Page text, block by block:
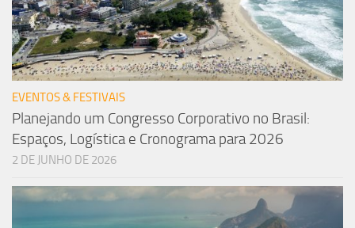
EVENTOS & FESTIVAIS
Planejando um Congresso Corporativo no Brasil:
Espaços, Logística e Cronograma para 2026
2 DE JUNHO DE 2026